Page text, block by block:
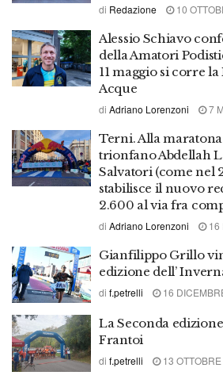
di Redazione 10
Alessio Schiavo
della Amatori
11 maggio si corre
Acque
di Adriano Lorenzoni 7
Terni. Alla
trionfano Abdellah
Salvatori (come nel
stabilisce il nuovo
2.600 al via fra
di Adriano Lorenzoni 16
Gianfilippo Grillo
edizione dell’
di f.petrelli 16
La Seconda
Frantoi
di f.petrelli 13